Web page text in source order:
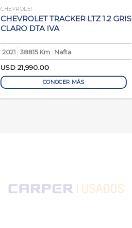
CHEVROLET
CHEVROLET TRACKER LTZ 1.2 GRIS
CLARO DTA IVA
2021 38815 Km
Nafta
USD21,990.00
CONOCER MÁS